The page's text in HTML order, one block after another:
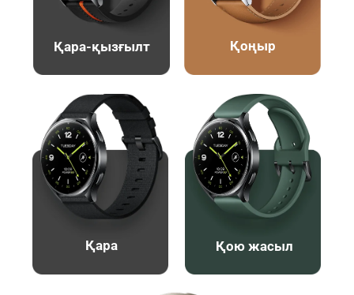
Қоңыр
Қара-қызғылт
Қара Қою жасыл